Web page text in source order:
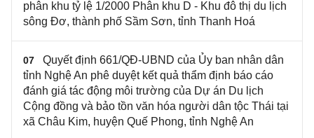
phân khu tỷ lệ 1/2000 Phân khu D - Khu đô thị du lịch
sông Đơ, thành phố Sầm Sơn, tỉnh Thanh Hoá
07
Quyết định 661/QĐ-UBND của Ủy ban nhân dân
tỉnh Nghệ An phê duyệt kết quả thẩm định báo cáo
đánh giá tác động môi trường của Dự án Du lịch
Cộng đồng và bảo tồn văn hóa người dân tộc Thái tại
xã Châu Kim, huyện Quế Phong, tỉnh Nghệ An